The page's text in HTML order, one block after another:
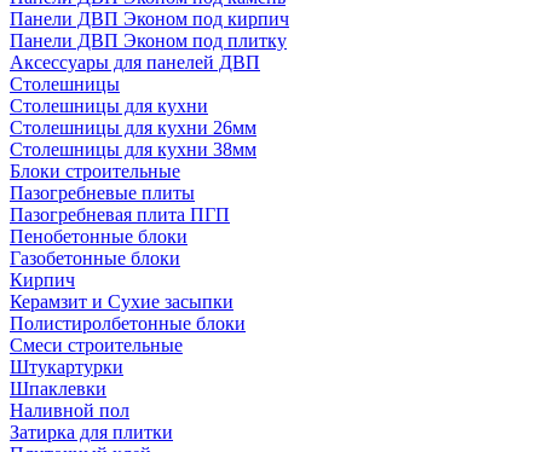
Панели ДВП Эконом под кирпич
Панели ДВП Эконом под плитку
Аксессуары для панелей ДВП
Столешницы
Столешницы для кухни
Столешницы для кухни 26мм
Столешницы для кухни 38мм
Блоки строительные
Пазогребневые плиты
Пазогребневая плита ПГП
Пенобетонные блоки
Газобетонные блоки
Кирпич
Керамзит и Сухие засыпки
Полистиролбетонные блоки
Смеси строительные
Штукартурки
Шпаклевки
Наливной пол
Затирка для плитки